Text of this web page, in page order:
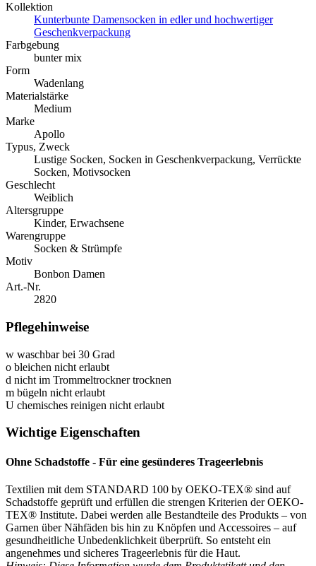
Kollektion
Kunterbunte Damensocken in edler und hochwertiger
Geschenkverpackung
Farbgebung
bunter mix
Form
Wadenlang
Materialstärke
Medium
Marke
Apollo
Typus, Zweck
Lustige Socken, Socken in Geschenkverpackung, Verrückte
Socken, Motivsocken
Geschlecht
Weiblich
Altersgruppe
Kinder, Erwachsene
Warengruppe
Socken & Strümpfe
Motiv
Bonbon Damen
Art.-Nr.
2820
Pflegehinweise
w waschbar bei 30 Grad
o bleichen nicht erlaubt
d nicht im Trommeltrockner trocknen
m bügeln nicht erlaubt
U chemisches reinigen nicht erlaubt
Wichtige Eigenschaften
Ohne Schadstoffe - Für eine gesünderes Trageerlebnis
Textilien mit dem STANDARD 100 by OEKO-TEX® sind auf
Schadstoffe geprüft und erfüllen die strengen Kriterien der OEKO-
TEX® Institute. Dabei werden alle Bestandteile des Produkts – von
Garnen über Nähfäden bis hin zu Knöpfen und Accessoires – auf
gesundheitliche Unbedenklichkeit überprüft. So entsteht ein
angenehmes und sicheres Trageerlebnis für die Haut.